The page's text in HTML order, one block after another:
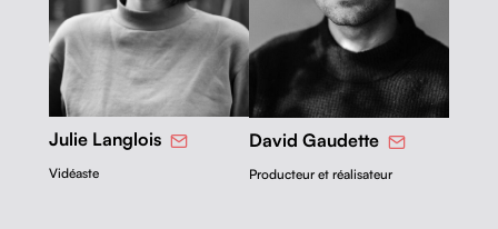
Julie Lan­glois
Vidéaste
David Gaudette
Pro­duc­teur et réalisateur